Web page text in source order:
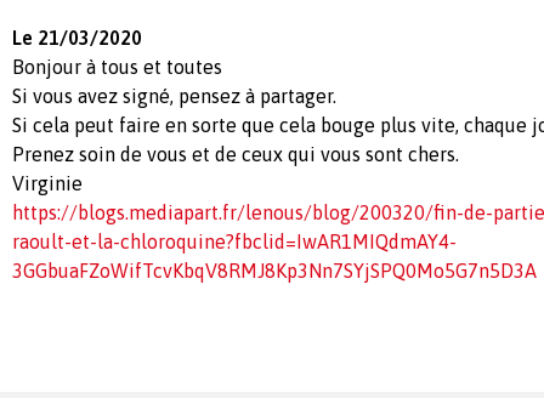
Le 21/03/2020
Bonjour à tous et toutes
Si vous avez signé, pensez à partager.
Si cela peut faire en sorte que cela bouge plus vite, chaque
Prenez soin de vous et de ceux qui vous sont chers.
Virginie
https://blogs.mediapart.fr/lenous/blog/200320/fin-de-
raoult-et-la-chloroquine?fbclid=IwAR1MIQdmAY4-
3GGbuaFZoWifTcvKbqV8RMJ8Kp3Nn7SYjSPQ0Mo5G7n5D3A